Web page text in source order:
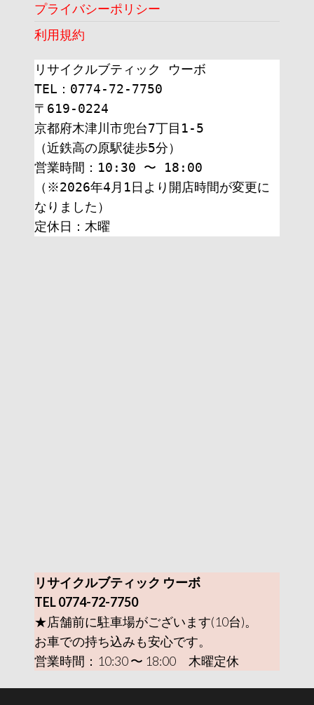
プライバシーポリシー
利用規約
リサイクルブティック ウーボ
TEL：0774-72-7750
〒619-0224
京都府木津川市兜台7丁目1-5
（近鉄高の原駅徒歩5分）
営業時間：10:30 〜 18:00
（※2026年4月1日より開店時間が変更に
なりました）
定休日：木曜
リサイクルブティック ウーボ
TEL 0774-72-7750
★店舗前に駐車場がございます(10台)。
お車での持ち込みも安心です。
営業時間：10:30 〜 18:00 木曜定休